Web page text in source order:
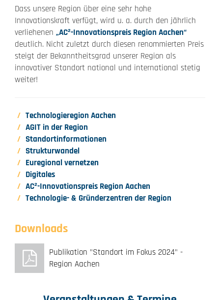
Dass unsere Region über eine sehr hohe
Innovationskraft verfügt, wird u. a. durch den jährlich
verliehenen „AC²-Innovationspreis Region Aachen“
deutlich. Nicht zuletzt durch diesen renommierten Preis
steigt der Bekanntheitsgrad unserer Region als
innovativer Standort national und international stetig
weiter!
Technologieregion Aachen
AGIT in der Region
Standortinformationen
Strukturwandel
Euregional vernetzen
Digitales
AC²-Innovationspreis Region Aachen
Technologie- & Gründerzentren der Region
Downloads
Publikation "Standort im Fokus 2024" -
Region Aachen